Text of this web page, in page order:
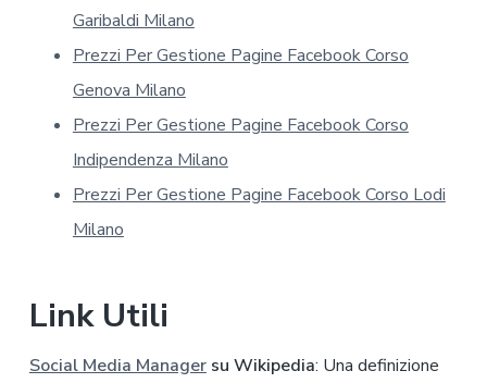
Garibaldi Milano
Prezzi Per Gestione Pagine Facebook Corso
Genova Milano
Prezzi Per Gestione Pagine Facebook Corso
Indipendenza Milano
Prezzi Per Gestione Pagine Facebook Corso Lodi
Milano
Link Utili
Social Media Managersu Wikipedia: Una definizione